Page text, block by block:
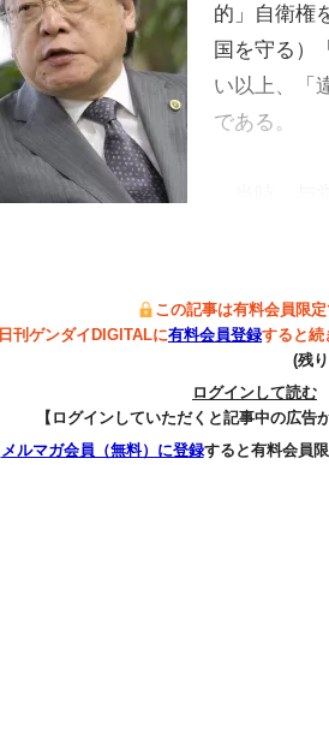
的」自衛権
国を守る）
い以上、「
である。
この記事は有料会員限定
日刊ゲンダイDIGITALに有料会員登録すると続
(残
ログインして読む
【ログインしていただくと記事中の広告
メルマガ会員（無料）に登録すると有料会員